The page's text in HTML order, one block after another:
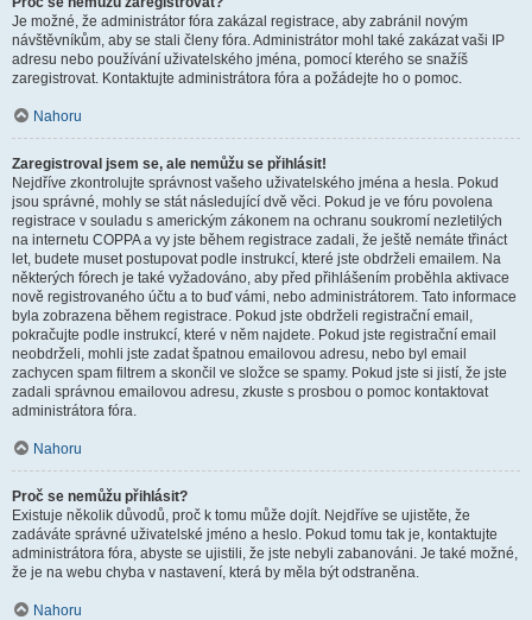
Je možné, že administrátor fóra zakázal registrace, aby zabránil novým
návštěvníkům, aby se stali členy fóra. Administrátor mohl také zakázat vaši IP
adresu nebo používání uživatelského jména, pomocí kterého se snažíš
zaregistrovat. Kontaktujte administrátora fóra a požádejte ho o pomoc.
Nahoru
Zaregistroval jsem se, ale nemůžu se přihlásit!
Nejdříve zkontrolujte správnost vašeho uživatelského jména a hesla. Pokud
jsou správné, mohly se stát následující dvě věci. Pokud je ve fóru povolena
registrace v souladu s americkým zákonem na ochranu soukromí nezletilých
na internetu COPPA a vy jste během registrace zadali, že ještě nemáte třináct
let, budete muset postupovat podle instrukcí, které jste obdrželi emailem. Na
některých fórech je také vyžadováno, aby před přihlášením proběhla aktivace
nově registrovaného účtu a to buď vámi, nebo administrátorem. Tato informace
byla zobrazena během registrace. Pokud jste obdrželi registrační email,
pokračujte podle instrukcí, které v něm najdete. Pokud jste registrační email
neobdrželi, mohli jste zadat špatnou emailovou adresu, nebo byl email
zachycen spam filtrem a skončil ve složce se spamy. Pokud jste si jistí, že jste
zadali správnou emailovou adresu, zkuste s prosbou o pomoc kontaktovat
administrátora fóra.
Nahoru
Proč se nemůžu přihlásit?
Existuje několik důvodů, proč k tomu může dojít. Nejdříve se ujistěte, že
zadáváte správné uživatelské jméno a heslo. Pokud tomu tak je, kontaktujte
administrátora fóra, abyste se ujistili, že jste nebyli zabanováni. Je také možné,
že je na webu chyba v nastavení, která by měla být odstraněna.
Nahoru